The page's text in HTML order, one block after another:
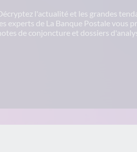
l'actualité et les grandes
experts de La Banque Postale vous
de conjoncture et dossiers